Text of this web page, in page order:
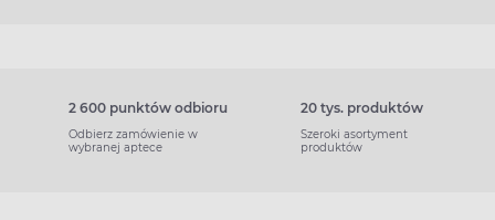
2 600 punktów odbioru
Odbierz zamówienie w
wybranej aptece
20 tys. produktów
Szeroki asortyment
produktów